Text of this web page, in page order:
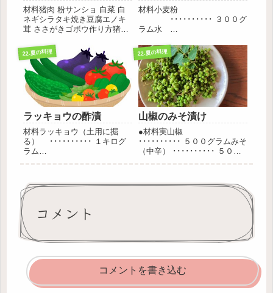
材料猪肉 粉サンショ 白菜 白
ネギシラタキ焼き豆腐エノキ
茸 ささがきゴボウ作り方猪肉
ます。次に白菜は５センチ幅
のぶつ切りに、白ネギは１セ
ンチ幅のななめ切りにしま
す。シラタキは下ゆでし、適
当に包丁を入れておいてくだ
さ...
材料小麦粉
･･････････ ３００グ
ラム水
～３００グラムえんどうあ
ん ･･････････ ２００グラ
ムみょうがの葉 ･･････････
適宜作り方小麦粉は水で、耳
たぶくらいの固...
22.夏の料理
ラッキョウの酢漬
材料ラッキョウ（土用に掘
る） ･･････････ １キログ
ラム
･･････････ ２０
０～３００グラム
酢
･････...
22.夏の料理
山椒のみそ漬け
●材料実山椒
･･････････ ５００グラムみそ
（中辛） ･･････････ ５００
して（少し固くなったものは
コメント
コメントを書き込む